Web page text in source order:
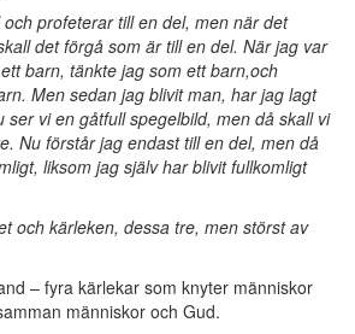
profeterar till en del, men när det
det förgå som är till en del. När jag var
barn, tänkte jag som ett barn,och
Men sedan jag blivit man, har jag lagt
ser vi en gåtfull spegelbild, men då skall vi
Nu förstår jag endast till en del, men då
liksom jag själv har blivit fullkomligt
och kärleken, dessa tre, men störst av
– fyra kärlekar som knyter människor
människor och Gud.